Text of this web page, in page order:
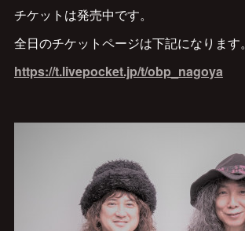
チケットは発売中です。
全日のチケットページは下記になります。
https://t.livepocket.jp/t/obp_nagoya